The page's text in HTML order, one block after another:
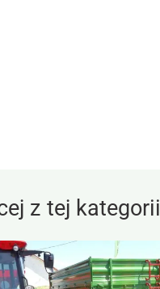
z tej kategorii